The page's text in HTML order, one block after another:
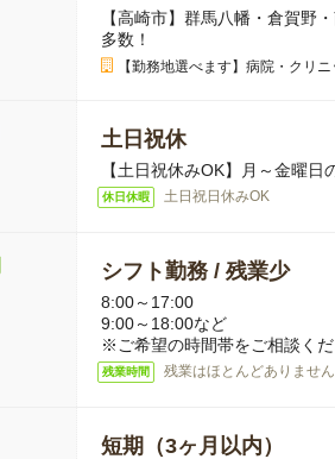
【高崎市】群馬八幡・倉賀野
多数！
【勤務地選べます】病院・クリニ
土日祝休
【土日祝休みOK】月～金曜
休日休暇 土日祝日休みOK
シフト勤務 / 残業少
8:00～17:00
9:00～18:00など
※ご希望の時間帯をご相談くだ
残業時間 残業はほとんどありません
短期（3ヶ月以内）